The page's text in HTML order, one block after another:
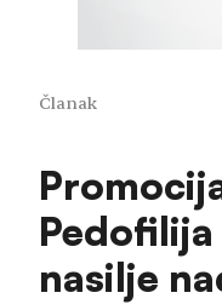
Članak
nasilje